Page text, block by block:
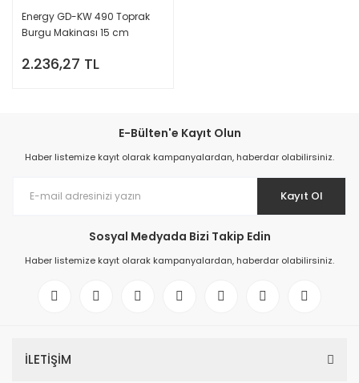
Energy GD-KW 490 Toprak
Burgu Makinası 15 cm
2.236,27 TL
E-Bülten'e Kayıt Olun
Haber listemize kayıt olarak kampanyalardan, haberdar olabilirsiniz.
Kayıt Ol
Sosyal Medyada Bizi Takip Edin
Haber listemize kayıt olarak kampanyalardan, haberdar olabilirsiniz.
İLETİŞİM